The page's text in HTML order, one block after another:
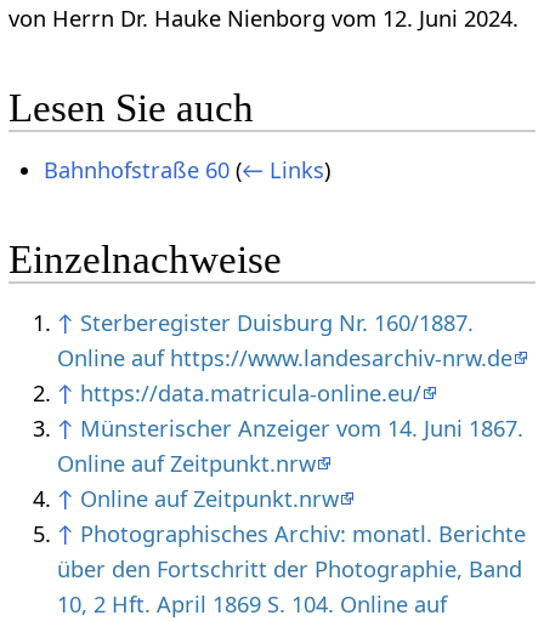
von Herrn Dr. Hauke Nienborg vom 12. Juni 2024.
Lesen Sie auch
Bahnhofstraße 60 (← Links)
Einzelnachweise
↑ Sterberegister Duisburg Nr. 160/1887.
Online auf https://www.landesarchiv-nrw.de
↑ https://data.matricula-online.eu/
↑ Münsterischer Anzeiger vom 14. Juni 1867.
Online auf Zeitpunkt.nrw
↑ Online auf Zeitpunkt.nrw
↑ Photographisches Archiv: monatl. Berichte
über den Fortschritt der Photographie, Band
10, 2 Hft. April 1869 S. 104. Online auf